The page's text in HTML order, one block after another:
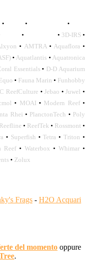
• • •
• • 3D-IRS •
• AMTRA• Aquaflora •
• Aquatlantis • Aquatronica
Essentials• D-D Aquarium
• Fauna Marin • Funhobby
ReefCulture •Jebao •Juwel •
• MOAI • Modern Reef•
Rhei • PlanctonTech • Poly
Reefline • ReefTek • Rossmont •
• Superfish •Tetra •Triton •
Reef • Waterbox • Whimar •
• Zolux
Frags - H2O Acquari
del momento oppure
.